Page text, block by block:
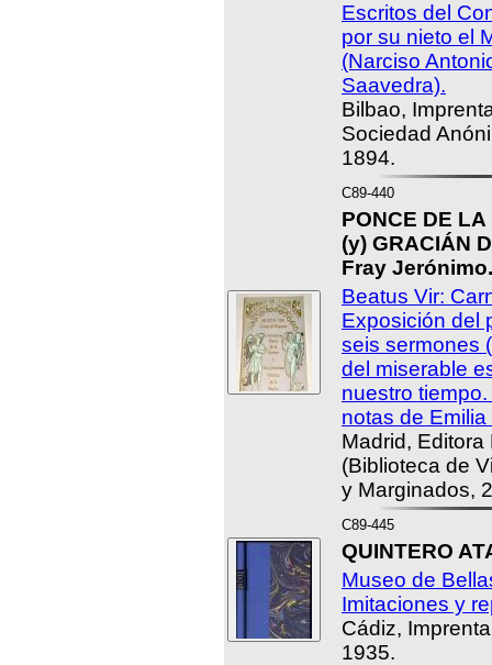
Escritos del
por su nieto el
(Narciso
Saavedra).
Bilbao,
Sociedad
1894.
C89-440
PONCE DE
(y) GRACIÁN
Fray Jerónimo.
Beatus Vir:
Exposición del
seis sermones
del miserable
nuestro
notas de
Madrid,
(Biblioteca de
y Marginados,
C89-445
QUINTERO
Museo de
Imitaciones y
Cádiz,
1935.